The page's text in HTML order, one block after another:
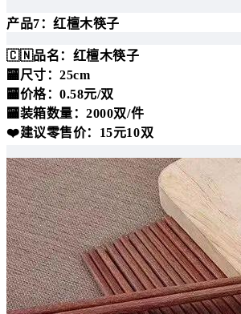
产品7：红檀木筷子
🇨🇳品名：红檀木筷子
🏧尺寸：25cm
🏧价格：0.58元/双
🏧装箱数量：2000双/件
❤️建议零售价：15元10双